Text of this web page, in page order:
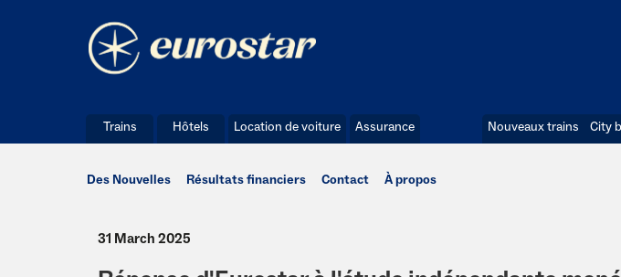
Trains Hôtels Location de voiture Assurance Nouveaux trains City
Des Nouvelles Résultats financiers Contact À propos
31 March 2025